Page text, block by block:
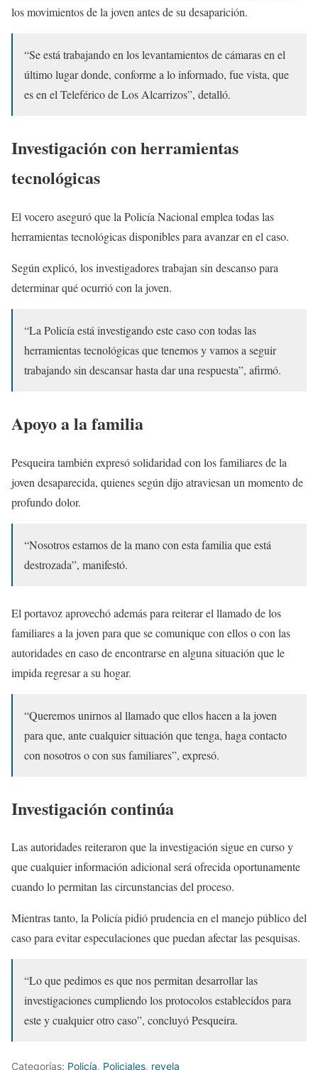
los movimientos de la joven antes de su desaparición.
“Se está trabajando en los levantamientos de cámaras en el
último lugar donde, conforme a lo informado, fue vista, que
es en el Teleférico de Los Alcarrizos”, detalló.
Investigación con herramientas
tecnológicas
El vocero aseguró que la Policía Nacional emplea todas las
herramientas tecnológicas disponibles para avanzar en el caso.
Según explicó, los investigadores trabajan sin descanso para
determinar qué ocurrió con la joven.
“La Policía está investigando este caso con todas las
herramientas tecnológicas que tenemos y vamos a seguir
trabajando sin descansar hasta dar una respuesta”, afirmó.
Apoyo a la familia
Pesqueira también expresó solidaridad con los familiares de la
joven desaparecida, quienes según dijo atraviesan un momento de
profundo dolor.
“Nosotros estamos de la mano con esta familia que está
destrozada”, manifestó.
El portavoz aprovechó además para reiterar el llamado de los
familiares a la joven para que se comunique con ellos o con las
autoridades en caso de encontrarse en alguna situación que le
impida regresar a su hogar.
“Queremos unirnos al llamado que ellos hacen a la joven
para que, ante cualquier situación que tenga, haga contacto
con nosotros o con sus familiares”, expresó.
Investigación continúa
Las autoridades reiteraron que la investigación sigue en curso y
que cualquier información adicional será ofrecida oportunamente
cuando lo permitan las circunstancias del proceso.
Mientras tanto, la Policía pidió prudencia en el manejo público del
caso para evitar especulaciones que puedan afectar las pesquisas.
“Lo que pedimos es que nos permitan desarrollar las
investigaciones cumpliendo los protocolos establecidos para
este y cualquier otro caso”, concluyó Pesqueira.
Categorías: Policía, Policiales, revela